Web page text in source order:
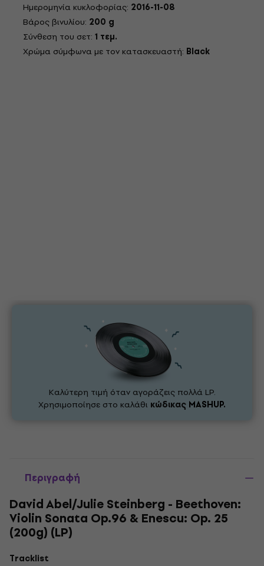
Ημερομηνία κυκλοφορίας: 2016-11-08
Βάρος βινυλίου: 200 g
Σύνθεση του σετ: 1 τεμ.
Χρώμα σύμφωνα με τον κατασκευαστή: Black
Καλύτερη τιμή όταν αγοράζεις πολλά LP.
Χρησιμοποίησε στο καλάθι κώδικας MASHUP.
Περιγραφή
David Abel/Julie Steinberg - Beethoven:
Violin Sonata Op.96 & Enescu: Op. 25
(200g) (LP)
Tracklist